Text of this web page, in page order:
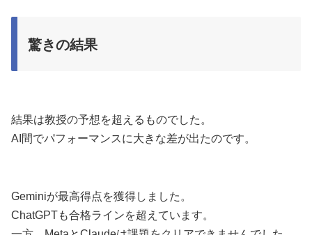
驚きの結果
結果は教授の予想を超えるものでした。
AI間でパフォーマンスに大きな差が出たのです。
Geminiが最高得点を獲得しました。
ChatGPTも合格ラインを超えています。